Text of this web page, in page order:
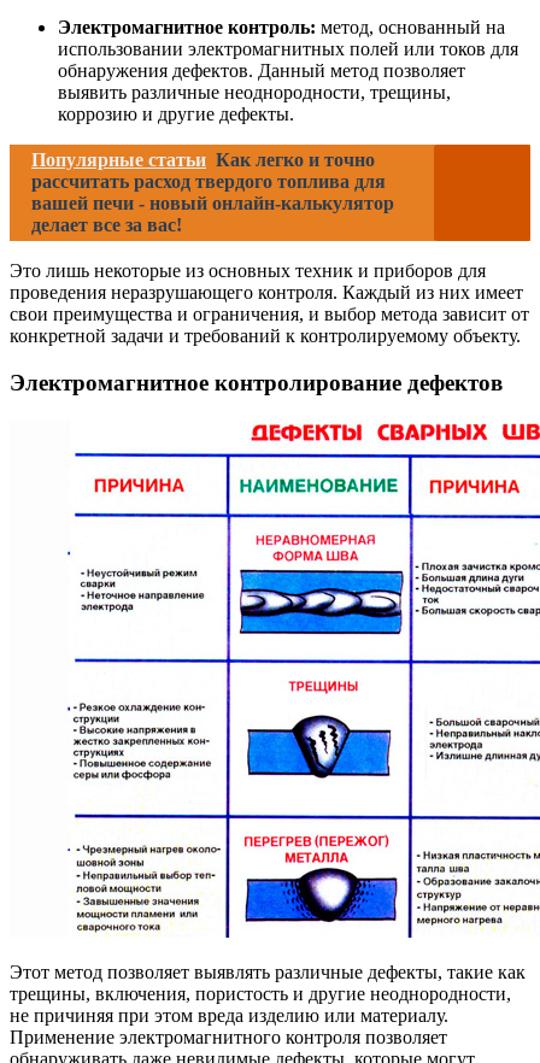
Электромагнитное контроль: метод, основанный на
использовании электромагнитных полей или токов для
обнаружения дефектов. Данный метод позволяет
выявить различные неоднородности, трещины,
коррозию и другие дефекты.
Популярные статьи Как легко и точно
рассчитать расход твердого топлива для
вашей печи - новый онлайн-калькулятор
делает все за вас!
Это лишь некоторые из основных техник и приборов для
проведения неразрушающего контроля. Каждый из них имеет
свои преимущества и ограничения, и выбор метода зависит от
конкретной задачи и требований к контролируемому объекту.
Электромагнитное контролирование дефектов
Этот метод позволяет выявлять различные дефекты, такие как
трещины, включения, пористость и другие неоднородности,
не причиняя при этом вреда изделию или материалу.
Применение электромагнитного контроля позволяет
обнаруживать даже невидимые дефекты, которые могут